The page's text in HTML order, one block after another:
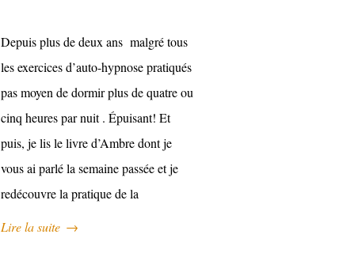
Depuis plus de deux ans malgré tous
les exercices d’auto-hypnose pratiqués
pas moyen de dormir plus de quatre ou
cinq heures par nuit . Épuisant! Et
puis, je lis le livre d’Ambre dont je
vous ai parlé la semaine passée et je
redécouvre la pratique de la
Lire la suite →